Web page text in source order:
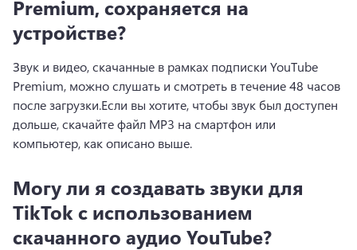
Premium, сохраняется на
устройстве?
Звук и видео, скачанные в рамках подписки YouTube
Premium, можно слушать и смотреть в течение 48 часов
после загрузки.Если вы хотите, чтобы звук был доступен
дольше, скачайте файл MP3 на смартфон или
компьютер, как описано выше.
Могу ли я создавать звуки для
TikTok с использованием
скачанного аудио YouTube?